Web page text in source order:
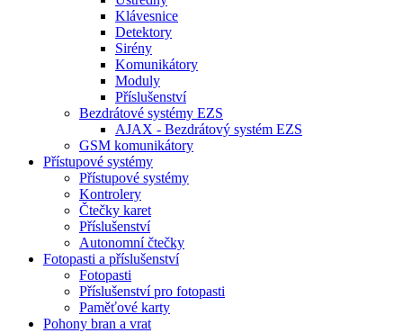
Klávesnice
Detektory
Sirény
Komunikátory
Moduly
Příslušenství
Bezdrátové systémy EZS
AJAX - Bezdrátový systém EZS
GSM komunikátory
Přístupové systémy
Přístupové systémy
Kontrolery
Čtečky karet
Příslušenství
Autonomní čtečky
Fotopasti a příslušenství
Fotopasti
Příslušenství pro fotopasti
Paměťové karty
Pohony bran a vrat